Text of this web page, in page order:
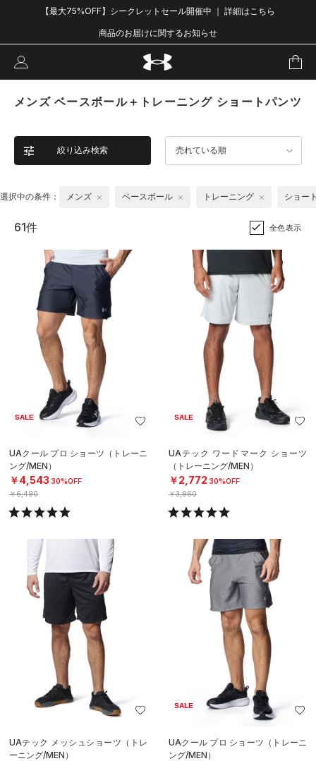
【最大75%OFF】シークレットセール開催中 ｜ 詳細はこちら
商品のお届けに関するお知らせ
メンズ ベースボール＋トレーニング ショートパンツ
絞り込み検索 売れている順
選択中の条件： メンズ ベースボール トレーニング ショー
61件 全色表示
SALE
UAクール プロ ショーツ（トレーニ
ング/MEN）
￥4,543 30%OFF
￥6,490
SALE
UAテック ワードマーク ショーツ
（トレーニング/MEN）
￥2,772 30%OFF
￥3,960
UAテック メッシュショーツ（トレ
ーニング/MEN）
SALE
UAクール プロ ショーツ（トレーニ
ング/MEN）